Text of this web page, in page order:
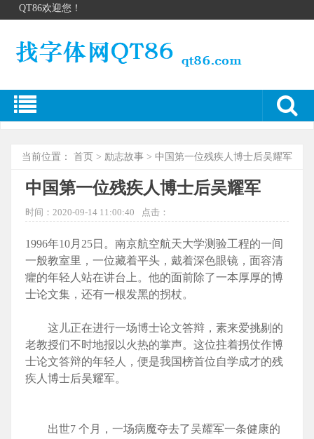
QT86欢迎您！
当前位置： 首页 > 励志故事 > 中国第一位残疾人博士后吴耀军
中国第一位残疾人博士后吴耀军
时间：2020-09-14 11:00:40 点击：
1996年10月25日。南京航空航天大学测验工程的一间
一般教室里，一位藏着平头，戴着深色眼镜，面容清
癯的年轻人站在讲台上。他的面前除了一本厚厚的博
士论文集，还有一根发黑的拐杖。
这儿正在进行一场博士论文答辩，素来爱挑剔的
老教授们不时地报以火热的掌声。这位拄着拐仗作博
士论文答辩的年轻人，便是我国榜首位自学成才的残
疾人博士后吴耀军。
出世7 个月，一场病魔夺去了吴耀军一条健康的